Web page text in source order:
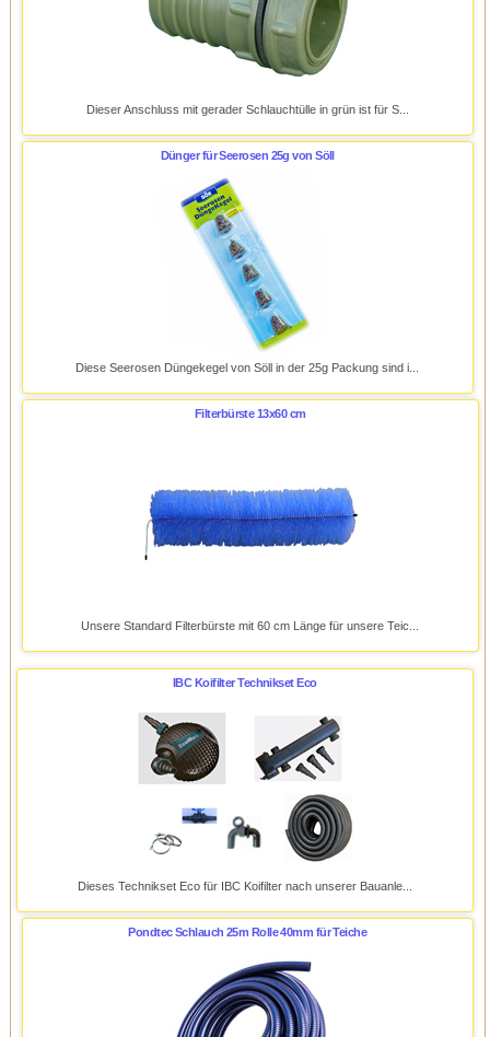
Dieser Anschluss mit gerader Schlauchtülle in grün ist für S...
Dünger für Seerosen 25g von Söll
Diese Seerosen Düngekegel von Söll in der 25g Packung sind i...
Filterbürste 13x60 cm
Unsere Standard Filterbürste mit 60 cm Länge für unsere Teic...
IBC Koifilter Technikset Eco
Dieses Technikset Eco für IBC Koifilter nach unserer Bauanle...
Pondtec Schlauch 25m Rolle 40mm für Teiche